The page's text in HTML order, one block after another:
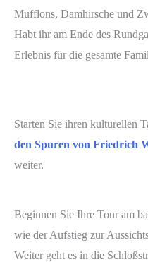
Mufflons, Damhirsche und
Habt ihr am Ende des
Erlebnis für die gesamte
Starten Sie ihren kulturellen
den Spuren von Friedrich
weiter.
Beginnen Sie Ihre Tour am
wie der Aufstieg zur
Weiter geht es in die